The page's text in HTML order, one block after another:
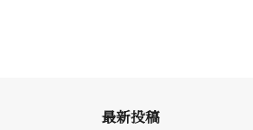
最新投稿